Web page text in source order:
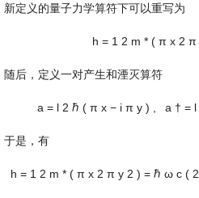
新定义的量子力学算符下可以重写为
h = 1 2 m * ( π x 2 π
随后，定义一对产生和湮灭算符
a = l 2 ℏ ( π x − i π y ) a † = l
于是，有
h = 1 2 m * ( π x 2 π y 2 ) = ℏ ω c ( 2